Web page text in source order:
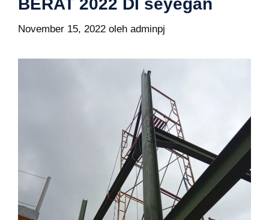
BERAT 2022 DI seyegan
November 15, 2022 oleh adminpj